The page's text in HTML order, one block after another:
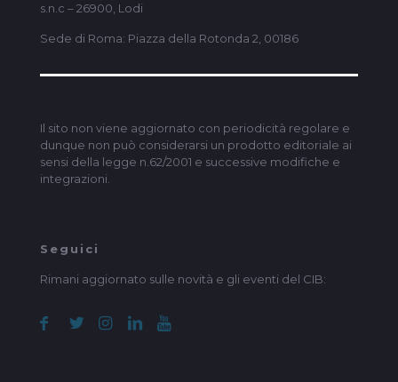
s.n.c – 26900, Lodi
Sede di Roma: Piazza della Rotonda 2, 00186
Il sito non viene aggiornato con periodicità regolare e
dunque non può considerarsi un prodotto editoriale ai
sensi della legge n.62/2001 e successive modifiche e
integrazioni.
Seguici
Rimani aggiornato sulle novità e gli eventi del CIB: